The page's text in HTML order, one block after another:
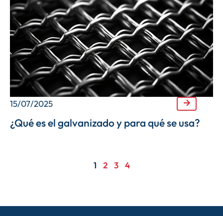
15/07/2025
¿Qué es el galvanizado y para qué se usa?
1 2 3 4